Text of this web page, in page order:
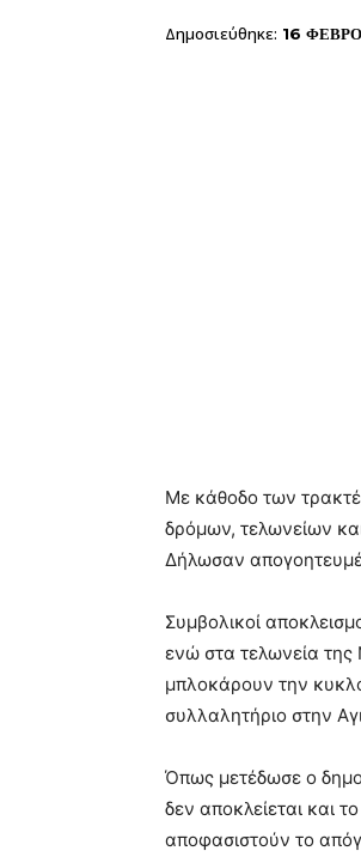
Δημοσιεύθηκε: 16
Με κάθοδο των
δρόμων, τελωνείων
Δήλωσαν
Συμβολικοί
ενώ στα τελωνεία
μπλοκάρουν την
συλλαλητήριο στην
Όπως μετέδωσε ο
δεν αποκλείεται και
αποφασιστούν το